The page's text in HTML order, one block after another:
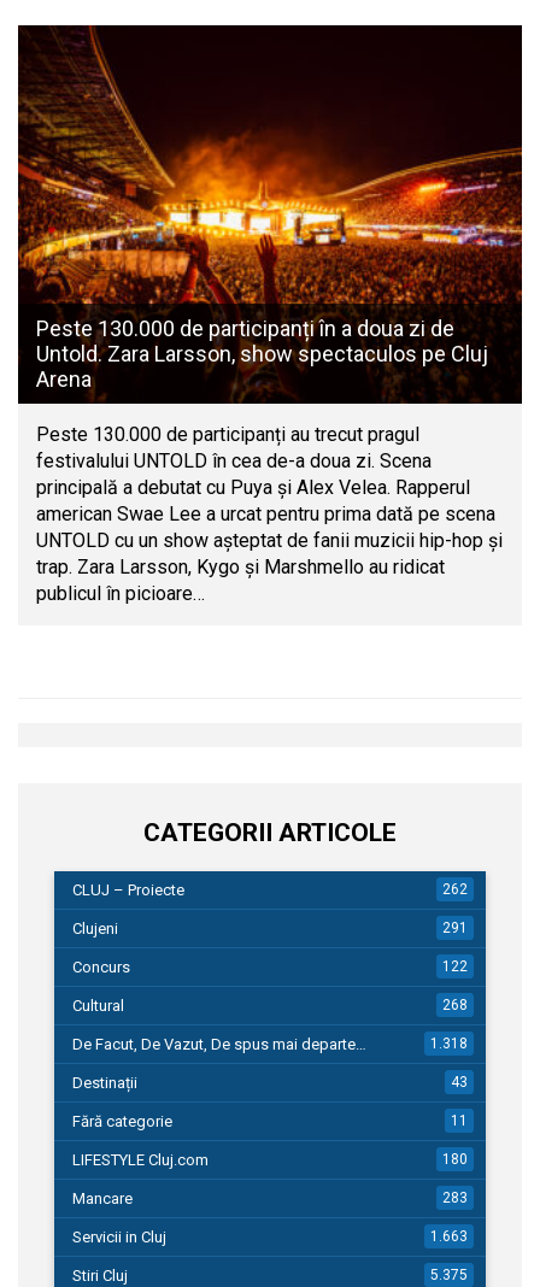
Peste 130.000 de participanți în a doua zi de
Untold. Zara Larsson, show spectaculos pe Cluj
Arena
Peste 130.000 de participanți au trecut pragul
festivalului UNTOLD în cea de-a doua zi. Scena
principală a debutat cu Puya și Alex Velea. Rapperul
american Swae Lee a urcat pentru prima dată pe scena
UNTOLD cu un show așteptat de fanii muzicii hip-hop și
trap. Zara Larsson, Kygo și Marshmello au ridicat
publicul în picioare…
CATEGORII ARTICOLE
CLUJ – Proiecte 262
Clujeni 291
Concurs 122
Cultural 268
De Facut, De Vazut, De spus mai departe… 1.318
Destinații 43
Fără categorie 11
LIFESTYLE Cluj.com 180
Mancare 283
Servicii in Cluj 1.663
Stiri Cluj 5.375